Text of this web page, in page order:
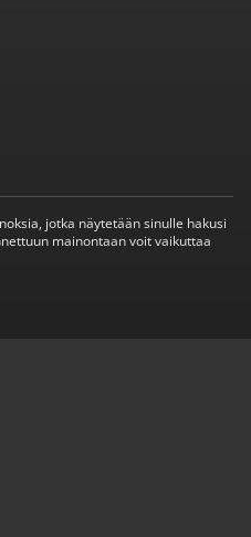
jotka näytetään sinulle hakusi
mainontaan voit vaikuttaa